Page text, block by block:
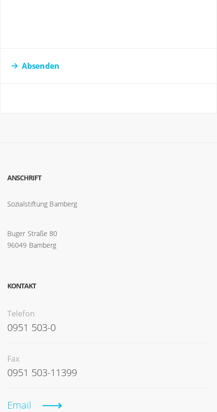
Absenden
ANSCHRIFT
Sozialstiftung Bamberg
Buger Straße 80
96049 Bamberg
KONTAKT
Telefon
0951 503-0
Fax
0951 503-11399
Email